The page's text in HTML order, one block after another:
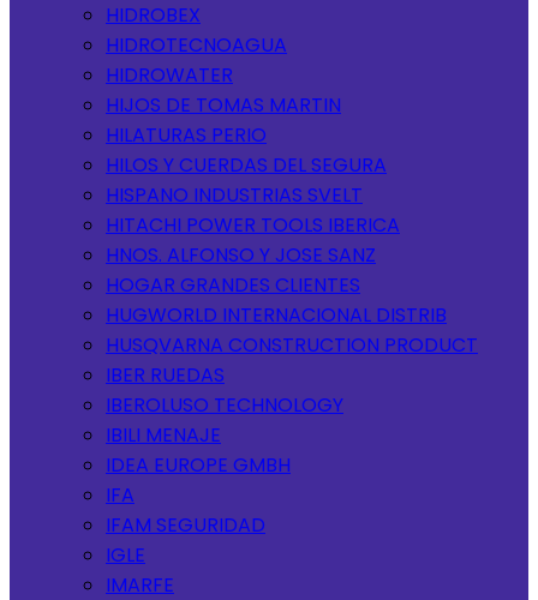
HIDROBEX
HIDROTECNOAGUA
HIDROWATER
HIJOS DE TOMAS MARTIN
HILATURAS PERIO
HILOS Y CUERDAS DEL SEGURA
HISPANO INDUSTRIAS SVELT
HITACHI POWER TOOLS IBERICA
HNOS. ALFONSO Y JOSE SANZ
HOGAR GRANDES CLIENTES
HUGWORLD INTERNACIONAL DISTRIB
HUSQVARNA CONSTRUCTION PRODUCT
IBER RUEDAS
IBEROLUSO TECHNOLOGY
IBILI MENAJE
IDEA EUROPE GMBH
IFA
IFAM SEGURIDAD
IGLE
IMARFE